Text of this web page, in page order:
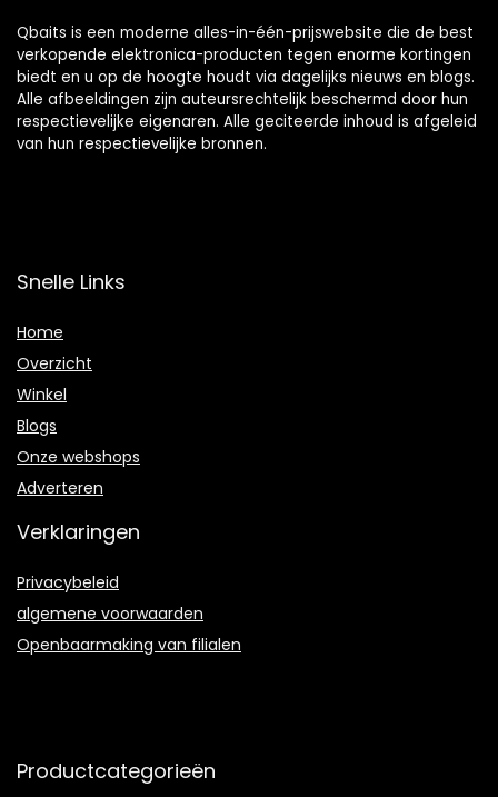
Qbaits is een moderne alles-in-één-prijswebsite die de best
verkopende elektronica-producten tegen enorme kortingen
biedt en u op de hoogte houdt via dagelijks nieuws en blogs.
Alle afbeeldingen zijn auteursrechtelijk beschermd door hun
respectievelijke eigenaren. Alle geciteerde inhoud is afgeleid
van hun respectievelijke bronnen.
Snelle Links
Home
Overzicht
Winkel
Blogs
Onze webshops
Adverteren
Verklaringen
Privacybeleid
algemene voorwaarden
Openbaarmaking van filialen
Productcategorieën